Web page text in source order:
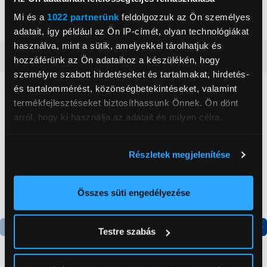
Mi és a 1022 partnerünk feldolgozzuk az Ön személyes
adatait, így például az Ön IP-címét, olyan technológiákat
használva, mint a sütik, amelyekkel tárolhatjuk és
hozzáférünk az Ön adataihoz a készülékén, hogy
személyre szabott hirdetéseket és tartalmakat, hirdetés-
és tartalommérést, közönségbetekintéseket, valamint
termékfejlesztéseket biztosíthassunk Önnek. Ön dönt
arról, hogy ki használja az adatait és milyen célra.
elhelyezkedéséről pár méteres pontossággal
Az Ön készülékén beazonosítása annak konkrét
módjairól és adja meg preferenciáit aRészletek
pontban. Bármikor módosíthatja vagy visszavonhatja a
Sütinyilatkozathoz való hozzájárulását.
Részletek megjelenítése
Összes süti engedélyezése
Testre szabás
Szín Fehér
Részletes ismertető
Neked ajánljuk